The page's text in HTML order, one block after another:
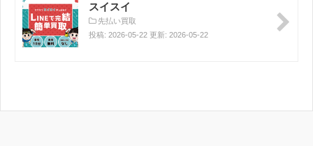
スイスイ
先払い買取
投稿: 2026-05-22 更新: 2026-05-22